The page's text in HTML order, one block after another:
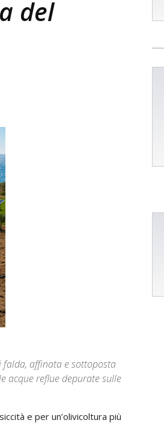
del
affinata e sottoposta
acque reflue depurate sulle
e per un’olivicoltura più